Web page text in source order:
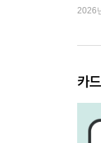
2026
카